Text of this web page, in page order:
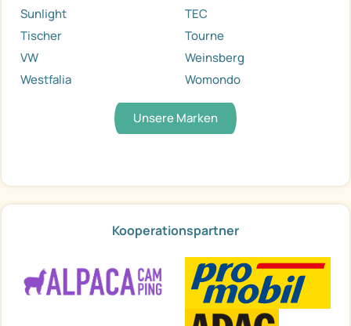
Sunlight
TEC
Tischer
Tourne
VW
Weinsberg
Westfalia
Womondo
Unsere Marken
Kooperationspartner